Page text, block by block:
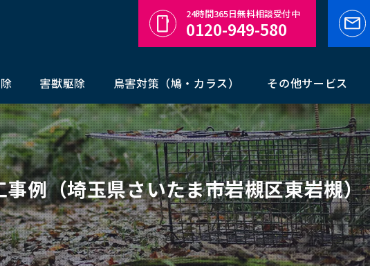
害獣駆除 鳥害対策（鳩・カラス） その他サービス
24時間365日無料相談受付中
0120-949-580
例（埼玉県さいたま市岩槻区東岩槻）